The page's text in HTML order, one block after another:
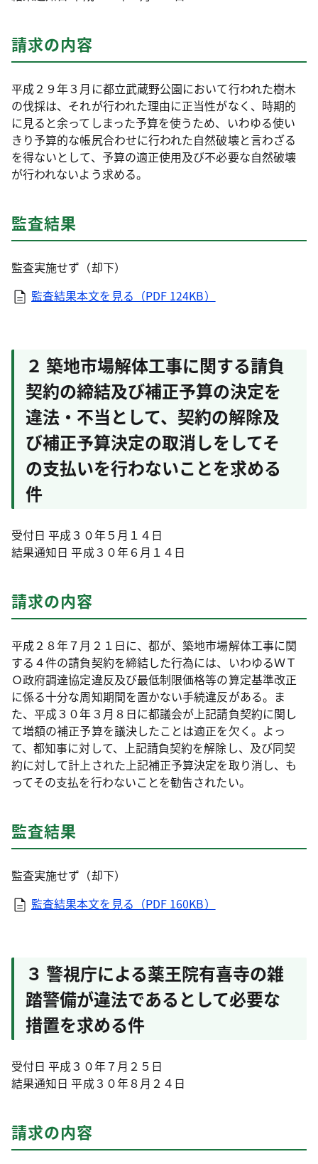
請求の内容
平成２９年３月に都立武蔵野公園において行われた樹木
の伐採は、それが行われた理由に正当性がなく、時期的
に見ると余ってしまった予算を使うため、いわゆる使い
きり予算的な帳尻合わせに行われた自然破壊と言わざる
を得ないとして、予算の適正使用及び不必要な自然破壊
が行われないよう求める。
監査結果
監査実施せず（却下）
監査結果本文を見る（PDF 124KB）
２ 築地市場解体工事に関する請負
契約の締結及び補正予算の決定を
違法・不当として、契約の解除及
び補正予算決定の取消しをしてそ
の支払いを行わないことを求める
件
受付日 平成３０年５月１４日
結果通知日 平成３０年６月１４日
請求の内容
平成２８年７月２１日に、都が、築地市場解体工事に関
する４件の請負契約を締結した行為には、いわゆるＷＴ
Ｏ政府調達協定違反及び最低制限価格等の算定基準改正
に係る十分な周知期間を置かない手続違反がある。ま
た、平成３０年３月８日に都議会が上記請負契約に関し
て増額の補正予算を議決したことは適正を欠く。よっ
て、都知事に対して、上記請負契約を解除し、及び同契
約に対して計上された上記補正予算決定を取り消し、も
ってその支払を行わないことを勧告されたい。
監査結果
監査実施せず（却下）
監査結果本文を見る（PDF 160KB）
３ 警視庁による薬王院有喜寺の雑
踏警備が違法であるとして必要な
措置を求める件
受付日 平成３０年７月２５日
結果通知日 平成３０年８月２４日
請求の内容